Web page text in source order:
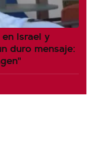
Israel y
duro mensaje: